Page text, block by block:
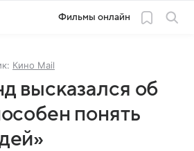
Фильмы онлайн
Кино Mail
высказался об
понять